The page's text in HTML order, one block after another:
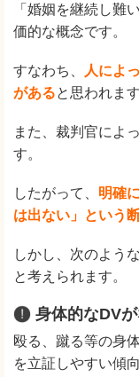
「婚姻を継続し難
価的な概念です。
すなわち、
人によ
があると思われます
また、裁判官によ
す。
したがって、 明確
は出ない」という
しかし、次のよう
と考えられます。
身体的なDV
殴る、蹴る等の身
を立証しやすい傾